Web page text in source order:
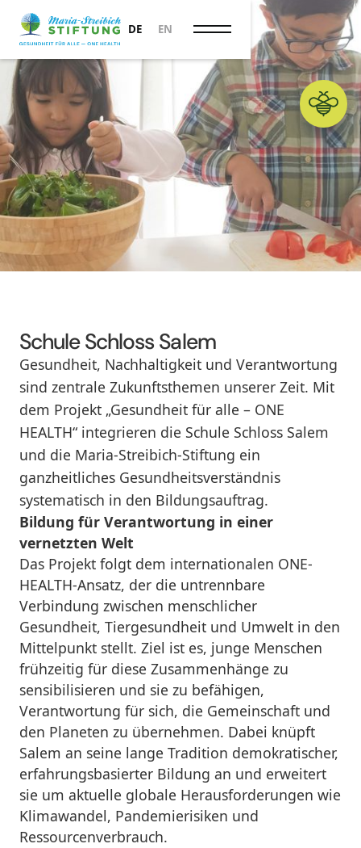
DE EN
Schule Schloss Salem
Gesundheit, Nachhaltigkeit und Verantwortung
sind zentrale Zukunftsthemen unserer Zeit. Mit
dem Projekt „Gesundheit für alle – ONE
HEALTH“ integrieren die Schule Schloss Salem
und die Maria-Streibich-Stiftung ein
ganzheitliches Gesundheitsverständnis
systematisch in den Bildungsauftrag.
Bildung für Verantwortung in einer
vernetzten Welt
Das Projekt folgt dem internationalen ONE-
HEALTH-Ansatz, der die untrennbare
Verbindung zwischen menschlicher
Gesundheit, Tiergesundheit und Umwelt in den
Mittelpunkt stellt. Ziel ist es, junge Menschen
frühzeitig für diese Zusammenhänge zu
sensibilisieren und sie zu befähigen,
Verantwortung für sich, die Gemeinschaft und
den Planeten zu übernehmen. Dabei knüpft
Salem an seine lange Tradition demokratischer,
erfahrungsbasierter Bildung an und erweitert
sie um aktuelle globale Herausforderungen wie
Klimawandel, Pandemierisiken und
Ressourcenverbrauch.
ONE HEALTH